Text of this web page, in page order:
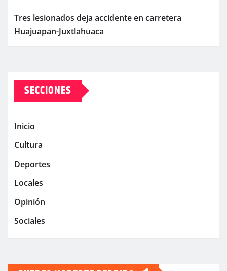
Tres lesionados deja accidente en carretera
Huajuapan-Juxtlahuaca
SECCIONES
Inicio
Cultura
Deportes
Locales
Opinión
Sociales